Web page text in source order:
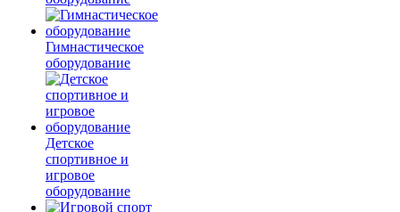
Гимнастическое
оборудование
Детское
спортивное и
игровое
оборудование